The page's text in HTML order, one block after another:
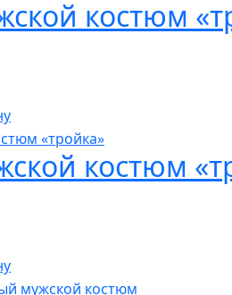
костюм
костюм